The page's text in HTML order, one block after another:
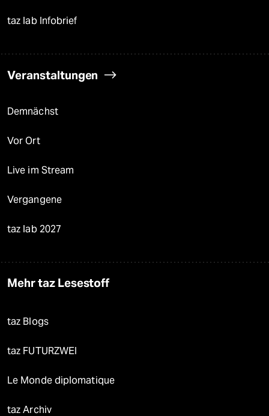
taz lab Infobrief
Veranstaltungen
Demnächst
Vor Ort
Live im Stream
Vergangene
taz lab 2027
Mehr taz Lesestoff
taz Blogs
taz FUTURZWEI
Le Monde diplomatique
taz Archiv